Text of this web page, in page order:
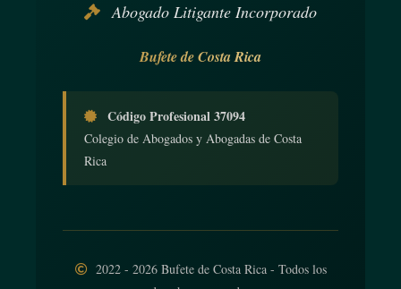
Abogado Litigante Incorporado
Bufete de Costa Rica
Código Profesional 37094
Colegio de Abogados y Abogadas de Costa
Rica
2022 - 2026 Bufete de Costa Rica - Todos los